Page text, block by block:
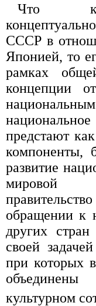
Что
СССР в
Японией, то
рамках
концепции
предстают
компоненты,
развитие
мировой
обращении к
других
своей
при которых
культурном